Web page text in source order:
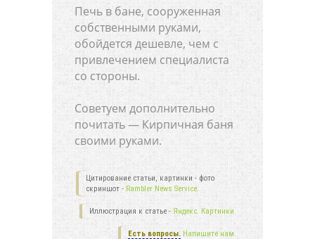
Печь в бане, сооруженная
собственными руками,
обойдется дешевле, чем с
привлечением специалиста
со стороны.
Советуем дополнительно
почитать — Кирпичная баня
своими руками.
Цитирование статьи, картинки - фото
скриншот - Rambler News Service.
Иллюстрация к статье - Яндекс. Картинки.
Есть вопросы. Напишите нам.